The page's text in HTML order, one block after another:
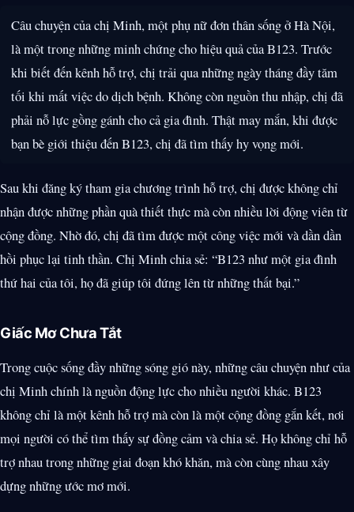
Câu chuyện của chị Minh, một phụ nữ đơn thân sống ở Hà Nội,
là một trong những minh chứng cho hiệu quả của B123. Trước
khi biết đến kênh hỗ trợ, chị trải qua những ngày tháng đầy tăm
tối khi mất việc do dịch bệnh. Không còn nguồn thu nhập, chị đã
phải nỗ lực gồng gánh cho cả gia đình. Thật may mắn, khi được
bạn bè giới thiệu đến B123, chị đã tìm thấy hy vọng mới.
Sau khi đăng ký tham gia chương trình hỗ trợ, chị được không chỉ
nhận được những phần quà thiết thực mà còn nhiều lời động viên từ
cộng đồng. Nhờ đó, chị đã tìm được một công việc mới và dần dần
hồi phục lại tinh thần. Chị Minh chia sẻ: “B123 như một gia đình
thứ hai của tôi, họ đã giúp tôi đứng lên từ những thất bại.”
Giấc Mơ Chưa Tắt
Trong cuộc sống đầy những sóng gió này, những câu chuyện như của
chị Minh chính là nguồn động lực cho nhiều người khác. B123
không chỉ là một kênh hỗ trợ mà còn là một cộng đồng gắn kết, nơi
mọi người có thể tìm thấy sự đồng cảm và chia sẻ. Họ không chỉ hỗ
trợ nhau trong những giai đoạn khó khăn, mà còn cùng nhau xây
dựng những ước mơ mới.